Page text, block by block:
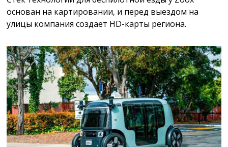
основан на картировании, и перед выездом на
улицы компания создает HD-карты региона.